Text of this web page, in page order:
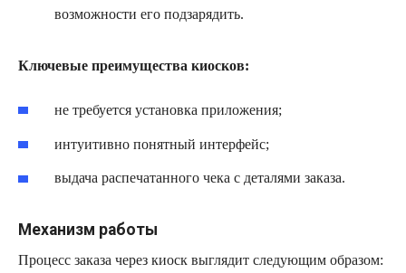
возможности его подзарядить.
Ключевые преимущества киосков:
не требуется установка приложения;
интуитивно понятный интерфейс;
выдача распечатанного чека с деталями заказа.
Механизм работы
Процесс заказа через киоск выглядит следующим образом: